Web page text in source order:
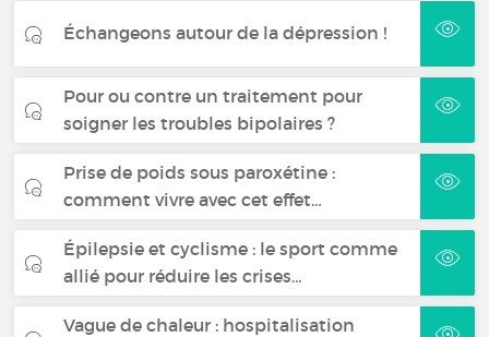
Échangeons autour de la dépression !
Pour ou contre un traitement pour
soigner les troubles bipolaires ?
Prise de poids sous paroxétine :
comment vivre avec cet effet…
Épilepsie et cyclisme : le sport comme
allié pour réduire les crises…
Vague de chaleur : hospitalisation